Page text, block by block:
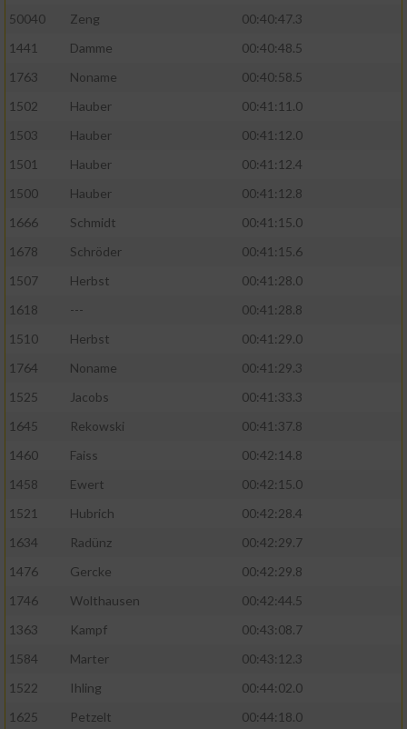
50040
Zeng
00:40:47.3
1441
Damme
00:40:48.5
1763
Noname
00:40:58.5
1502
Hauber
00:41:11.0
1503
Hauber
00:41:12.0
1501
Hauber
00:41:12.4
1500
Hauber
00:41:12.8
1666
Schmidt
00:41:15.0
1678
Schröder
00:41:15.6
1507
Herbst
00:41:28.0
1618
---
00:41:28.8
1510
Herbst
00:41:29.0
1764
Noname
00:41:29.3
1525
Jacobs
00:41:33.3
1645
Rekowski
00:41:37.8
1460
Faiss
00:42:14.8
1458
Ewert
00:42:15.0
1521
Hubrich
00:42:28.4
1634
Radünz
00:42:29.7
1476
Gercke
00:42:29.8
1746
Wolthausen
00:42:44.5
1363
Kampf
00:43:08.7
1584
Marter
00:43:12.3
1522
Ihling
00:44:02.0
1625
Petzelt
00:44:18.0